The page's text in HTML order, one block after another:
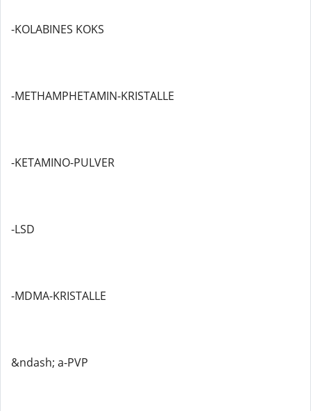
-KOLABINES KOKS
-METHAMPHETAMIN-KRISTALLE
-KETAMINO-PULVER
-LSD
-MDMA-KRISTALLE
&ndash; a-PVP